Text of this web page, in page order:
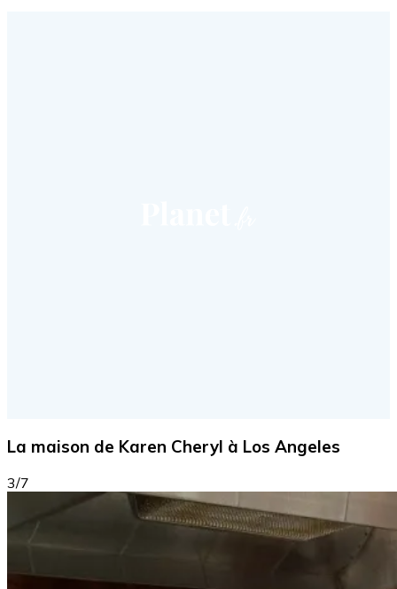
La maison de Karen Cheryl à Los Angeles
3/7